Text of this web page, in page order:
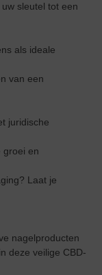
sleutel tot een
als ideale
van een
juridische
groei en
Laat je
nagelproducten
deze veilige CBD-